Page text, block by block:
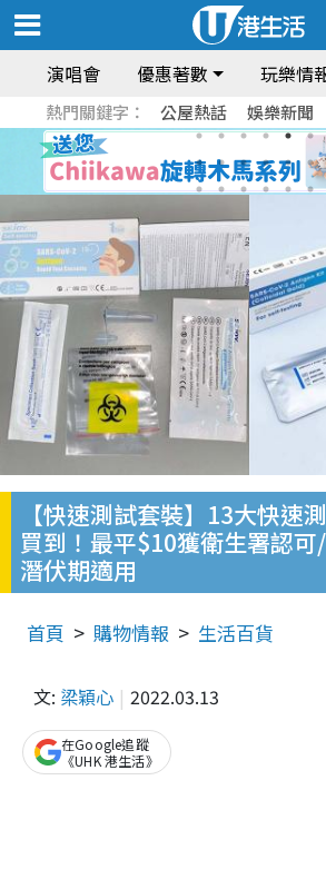
演唱會 優惠著數 玩樂情
熱門關鍵字： 公屋熱話 娛樂新聞
【快速測試套裝】13大快速
買到！最平$10獲衛生署認
潛伏期適用
首頁 購物情報 生活百貨
文: 梁穎心 2022.03.13
在Google追蹤
《UHK 港生活》